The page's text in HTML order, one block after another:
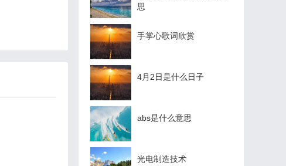
思
手掌心歌词欣赏
4月2日是什么日子
abs是什么意思
光电制造技术